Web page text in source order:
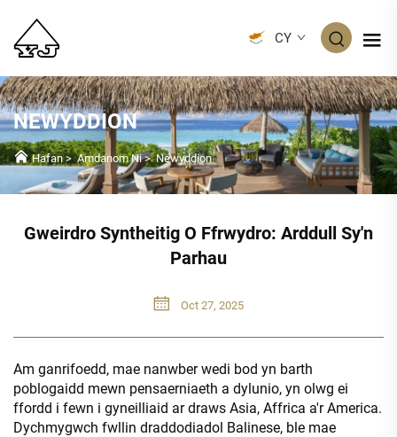
CY
NEWYDDION
Hafan>Amdanom Ni>Newyddion
Gweirdro Syntheitig O Ffrwydro: Arddull Sy'n
Parhau
Oct 27, 2025
Am ganrifoedd, mae nanwber wedi bod yn barth
poblogaidd mewn pensaerniaeth a dylunio, yn olwg ei
ffordd i fewn i gyneilliaid ar draws Asia, Affrica a'r America.
Dychmygwch fwllin draddodiadol Balinese, ble mae